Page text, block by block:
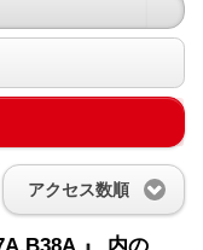
アクセス数順